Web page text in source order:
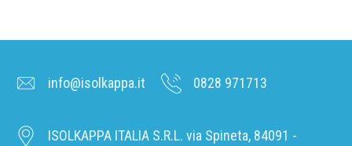
info@isolkappa.it 0828 971713
ISOLKAPPA ITALIA S.R.L. via Spineta, 84091 -